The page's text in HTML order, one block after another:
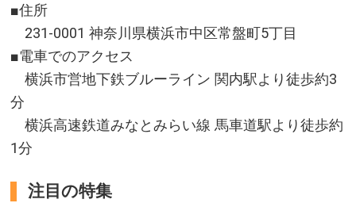
■住所
231-0001 神奈川県横浜市中区常盤町5丁目
■電車でのアクセス
横浜市営地下鉄ブルーライン 関内駅より徒歩約3
分
横浜高速鉄道みなとみらい線 馬車道駅より徒歩約
1分
注目の特集